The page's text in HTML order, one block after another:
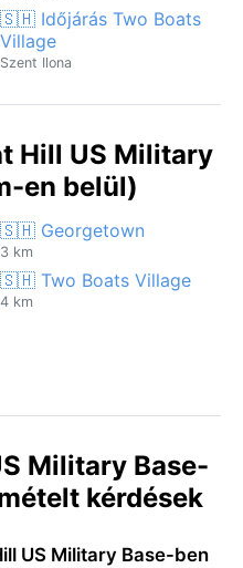
🇸🇭 Időjárás Two Boats
Village
Szent Ilona
Hill US Military
en belül)
🇸🇭 Georgetown
3 km
🇸🇭 Two Boats Village
4 km
Military Base-
kérdések
US Military Base-ben